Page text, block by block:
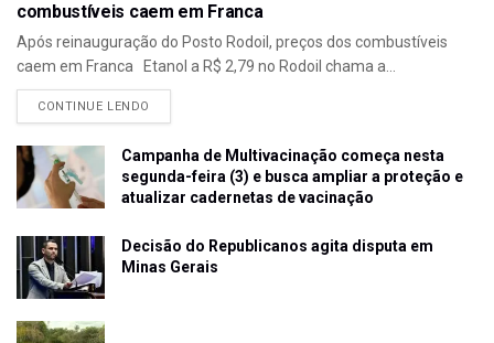
combustíveis caem em Franca
Após reinauguração do Posto Rodoil, preços dos combustíveis
caem em Franca Etanol a R$ 2,79 no Rodoil chama a...
CONTINUE LENDO
Campanha de Multivacinação começa nesta
segunda-feira (3) e busca ampliar a proteção e
atualizar cadernetas de vacinação
Decisão do Republicanos agita disputa em
Minas Gerais